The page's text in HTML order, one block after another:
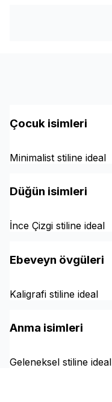
Çocuk isimleri
Minimalist stiline ideal
Düğün isimleri
İnce Çizgi stiline ideal
Ebeveyn övgüleri
Kaligrafi stiline ideal
Anma isimleri
Geleneksel stiline ideal